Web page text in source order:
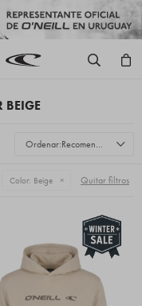
BEIGE
Recomendados
Color: Beige Quitar filtros